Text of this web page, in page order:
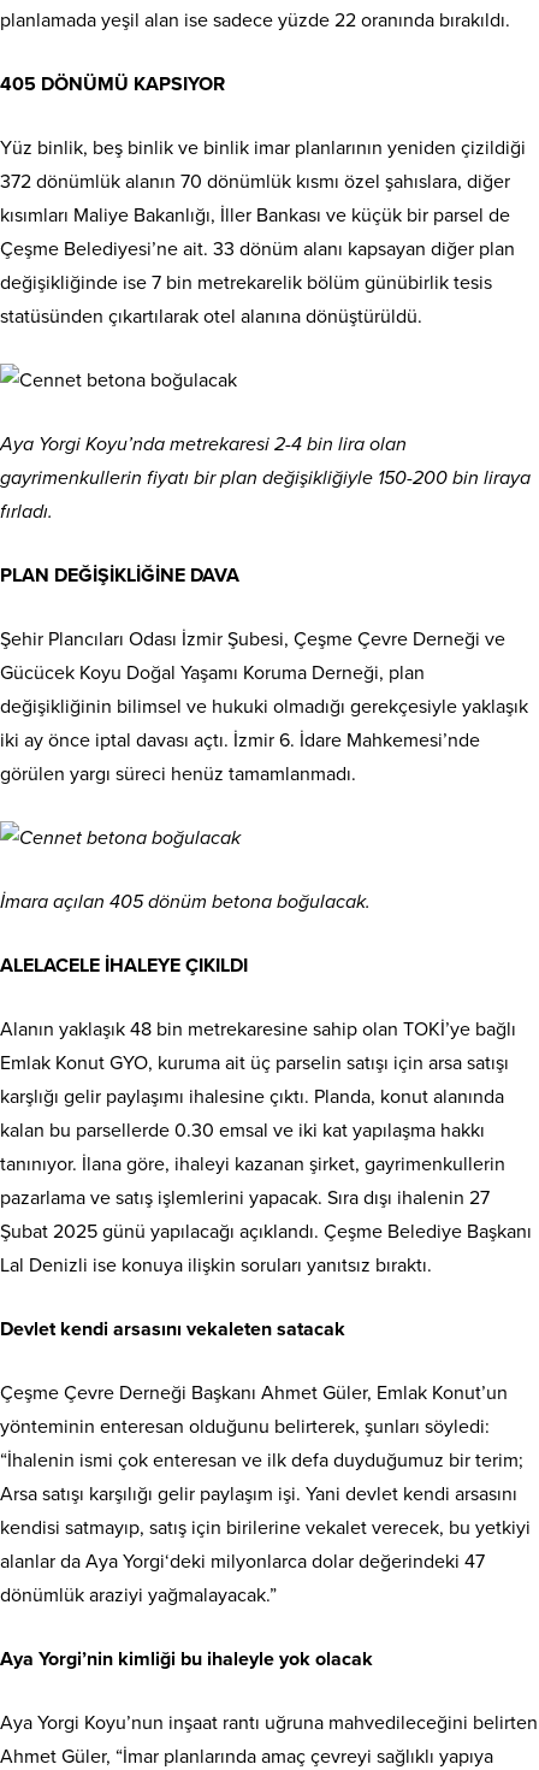
planlamada yeşil alan ise sadece yüzde 22 oranında bırakıldı.
405 DÖNÜMÜ KAPSIYOR
Yüz binlik, beş binlik ve binlik imar planlarının yeniden çizildiği
372 dönümlük alanın 70 dönümlük kısmı özel şahıslara, diğer
kısımları Maliye Bakanlığı, İller Bankası ve küçük bir parsel de
Çeşme Belediyesi’ne ait. 33 dönüm alanı kapsayan diğer plan
değişikliğinde ise 7 bin metrekarelik bölüm günübirlik tesis
statüsünden çıkartılarak otel alanına dönüştürüldü.
Aya Yorgi Koyu’nda metrekaresi 2-4 bin lira olan
gayrimenkullerin fiyatı bir plan değişikliğiyle 150-200 bin liraya
fırladı.
PLAN DEĞİŞİKLİĞİNE DAVA
Şehir Plancıları Odası İzmir Şubesi, Çeşme Çevre Derneği ve
Gücücek Koyu Doğal Yaşamı Koruma Derneği, plan
değişikliğinin bilimsel ve hukuki olmadığı gerekçesiyle yaklaşık
iki ay önce iptal davası açtı. İzmir 6. İdare Mahkemesi’nde
görülen yargı süreci henüz tamamlanmadı.
İmara açılan 405 dönüm betona boğulacak.
ALELACELE İHALEYE ÇIKILDI
Alanın yaklaşık 48 bin metrekaresine sahip olan TOKİ’ye bağlı
Emlak Konut GYO, kuruma ait üç parselin satışı için arsa satışı
karşlığı gelir paylaşımı ihalesine çıktı. Planda, konut alanında
kalan bu parsellerde 0.30 emsal ve iki kat yapılaşma hakkı
tanınıyor. İlana göre, ihaleyi kazanan şirket, gayrimenkullerin
pazarlama ve satış işlemlerini yapacak. Sıra dışı ihalenin 27
Şubat 2025 günü yapılacağı açıklandı. Çeşme Belediye Başkanı
Lal Denizli ise konuya ilişkin soruları yanıtsız bıraktı.
Devlet kendi arsasını vekaleten satacak
Çeşme Çevre Derneği Başkanı Ahmet Güler, Emlak Konut’un
yönteminin enteresan olduğunu belirterek, şunları söyledi:
“İhalenin ismi çok enteresan ve ilk defa duyduğumuz bir terim;
Arsa satışı karşılığı gelir paylaşım işi. Yani devlet kendi arsasını
kendisi satmayıp, satış için birilerine vekalet verecek, bu yetkiyi
alanlar da Aya Yorgi‘deki milyonlarca dolar değerindeki 47
dönümlük araziyi yağmalayacak.”
Aya Yorgi’nin kimliği bu ihaleyle yok olacak
Aya Yorgi Koyu’nun inşaat rantı uğruna mahvedileceğini belirten
Ahmet Güler, “İmar planlarında amaç çevreyi sağlıklı yapıya